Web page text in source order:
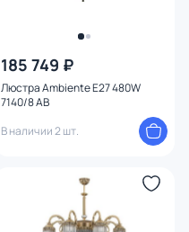
185 749 ₽
Люстра Ambiente E27 480W
7140/8 AB
В наличии 2 шт.